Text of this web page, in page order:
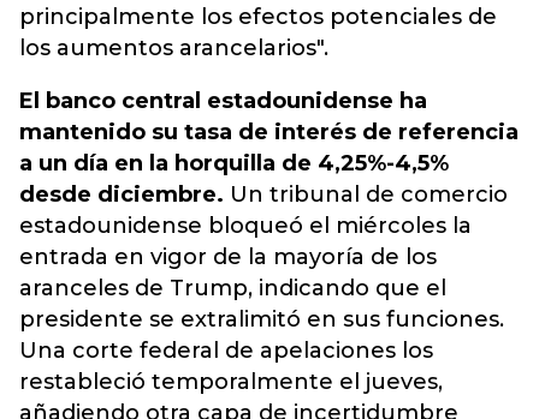
principalmente los efectos potenciales de
los aumentos arancelarios".
El banco central estadounidense ha
mantenido su tasa de interés de referencia
a un día en la horquilla de 4,25%-4,5%
desde diciembre. Un tribunal de comercio
estadounidense bloqueó el miércoles la
entrada en vigor de la mayoría de los
aranceles de Trump, indicando que el
presidente se extralimitó en sus funciones.
Una corte federal de apelaciones los
restableció temporalmente el jueves,
añadiendo otra capa de incertidumbre